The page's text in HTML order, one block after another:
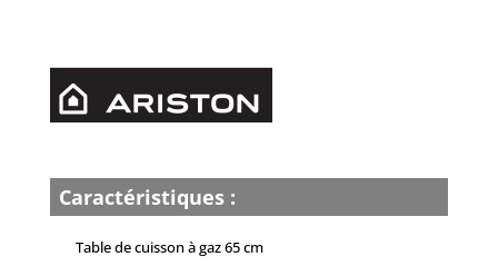
ARISTON
Caractéristiques :
Table de cuisson à gaz 65 cm